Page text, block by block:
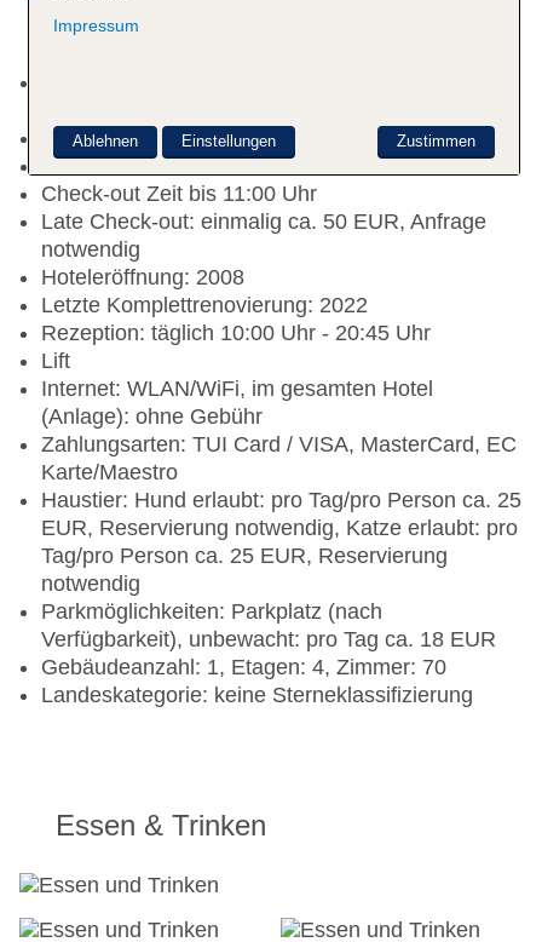
Nichtraucherhotel, Raucherbereich
Check-in Zeit ab 15:00 Uhr
Check-out Zeit bis 11:00 Uhr
Late Check-out: einmalig ca. 50 EUR, Anfrage
notwendig
Hoteleröffnung: 2008
Letzte Komplettrenovierung: 2022
Rezeption: täglich 10:00 Uhr - 20:45 Uhr
Lift
Internet: WLAN/WiFi, im gesamten Hotel
(Anlage): ohne Gebühr
Zahlungsarten: TUI Card / VISA, MasterCard, EC
Karte/Maestro
Haustier: Hund erlaubt: pro Tag/pro Person ca. 25
EUR, Reservierung notwendig, Katze erlaubt: pro
Tag/pro Person ca. 25 EUR, Reservierung
notwendig
Parkmöglichkeiten: Parkplatz (nach
Verfügbarkeit), unbewacht: pro Tag ca. 18 EUR
Gebäudeanzahl: 1, Etagen: 4, Zimmer: 70
Landeskategorie: keine Sterneklassifizierung
Essen & Trinken
Impressum
Zustimmen
Ablehnen Einstellungen